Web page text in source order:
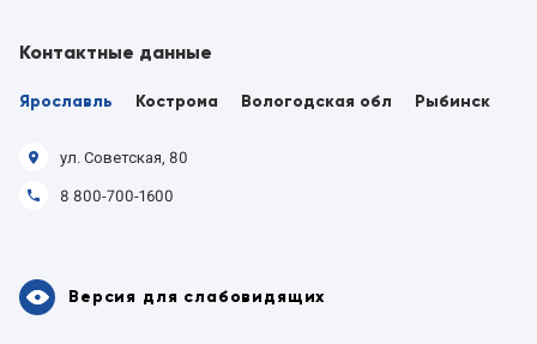
Версия для слабовидящих
Контактные данные
Ярославль Кострома Вологодская обл Рыбинск
ул. Советская, 80
8 800-700-1600